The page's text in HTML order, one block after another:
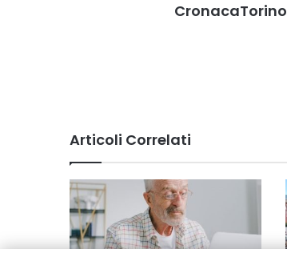
CronacaTorino
Articoli Correlati